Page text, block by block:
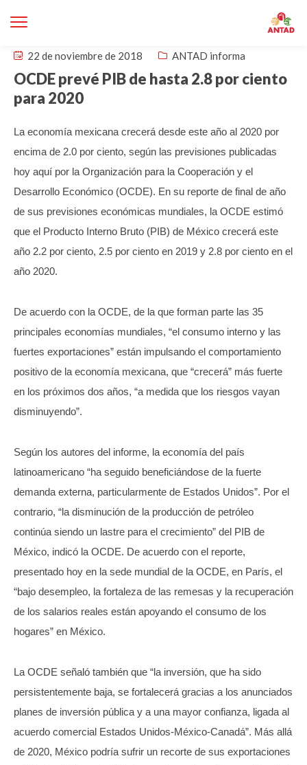
22 de noviembre de 2018 ANTAD informa
OCDE prevé PIB de hasta 2.8 por ciento
para 2020
La economía mexicana crecerá desde este año al 2020 por
encima de 2.0 por ciento, según las previsiones publicadas
hoy aquí por la Organización para la Cooperación y el
Desarrollo Económico (OCDE). En su reporte de final de año
de sus previsiones económicas mundiales, la OCDE estimó
que el Producto Interno Bruto (PIB) de México crecerá este
año 2.2 por ciento, 2.5 por ciento en 2019 y 2.8 por ciento en el
año 2020.
De acuerdo con la OCDE, de la que forman parte las 35
principales economías mundiales, “el consumo interno y las
fuertes exportaciones” están impulsando el comportamiento
positivo de la economía mexicana, que “crecerá” más fuerte
en los próximos dos años, “a medida que los riesgos vayan
disminuyendo”.
Según los autores del informe, la economía del país
latinoamericano “ha seguido beneficiándose de la fuerte
demanda externa, particularmente de Estados Unidos”. Por el
contrario, “la disminución de la producción de petróleo
continúa siendo un lastre para el crecimiento” del PIB de
México, indicó la OCDE. De acuerdo con el reporte,
presentado hoy en la sede mundial de la OCDE, en París, el
“bajo desempleo, la fortaleza de las remesas y la recuperación
de los salarios reales están apoyando el consumo de los
hogares” en México.
La OCDE señaló también que “la inversión, que ha sido
persistentemente baja, se fortalecerá gracias a los anunciados
planes de inversión pública y a una mayor confianza, ligada al
acuerdo comercial Estados Unidos-México-Canadá”. Más allá
de 2020, México podría sufrir un recorte de sus exportaciones